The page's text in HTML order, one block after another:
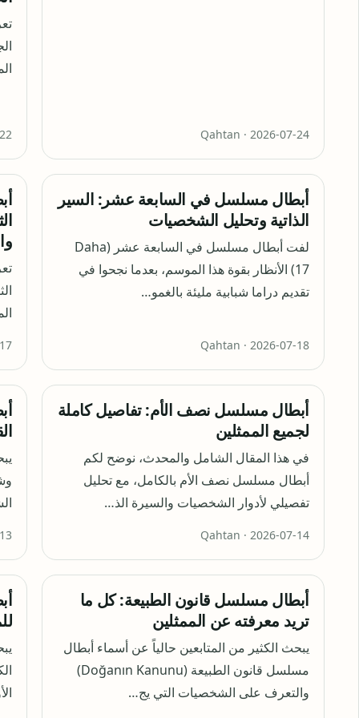
Qahtan · 2026-07-24
أبطال مسلسل في السابعة عشر: السير
الذاتية وتحليل الشخصيات
لفت أبطال مسلسل في السابعة عشر (Daha
17) الأنظار بقوة هذا الموسم، بعدما نجحوا في
تقديم دراما شبابية مليئة بالغمو…
Qahtan · 2026-07-18
أبطال مسلسل نصف الأم: تفاصيل كاملة
لجميع الممثلين
في هذا المقال الشامل والمحدث، نوضح لكم
أبطال مسلسل نصف الأم بالكامل، مع تحليل
تفصيلي لأدوار الشخصيات والسيرة الذ…
Qahtan · 2026-07-14
أبطال مسلسل قانون الطبيعة: كل ما
تريد معرفته عن الممثلين
يبحث الكثير من المتابعين حالياً عن أسماء أبطال
مسلسل قانون الطبيعة (Doğanın Kanunu)
والتعرف على الشخصيات التي يج…